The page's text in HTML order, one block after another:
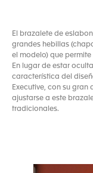
El brazalete de
grandes hebillas
el modelo) que
En lugar de estar
característica del
Executive, con su
ajustarse a este
tradicionales.